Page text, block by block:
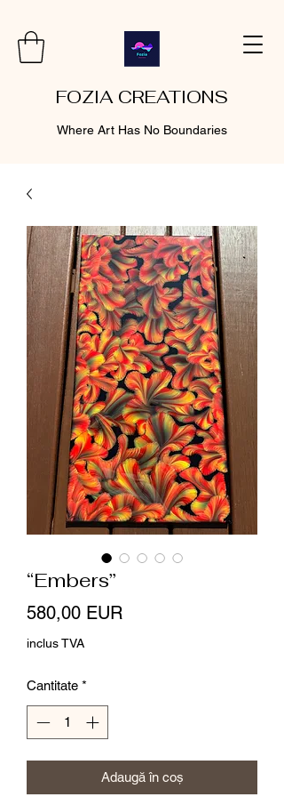
FOZIA CREATIONS
Where Art Has No Boundaries
“Embers”
580,00 EUR
inclus TVA
Cantitate *
Adaugă în coș